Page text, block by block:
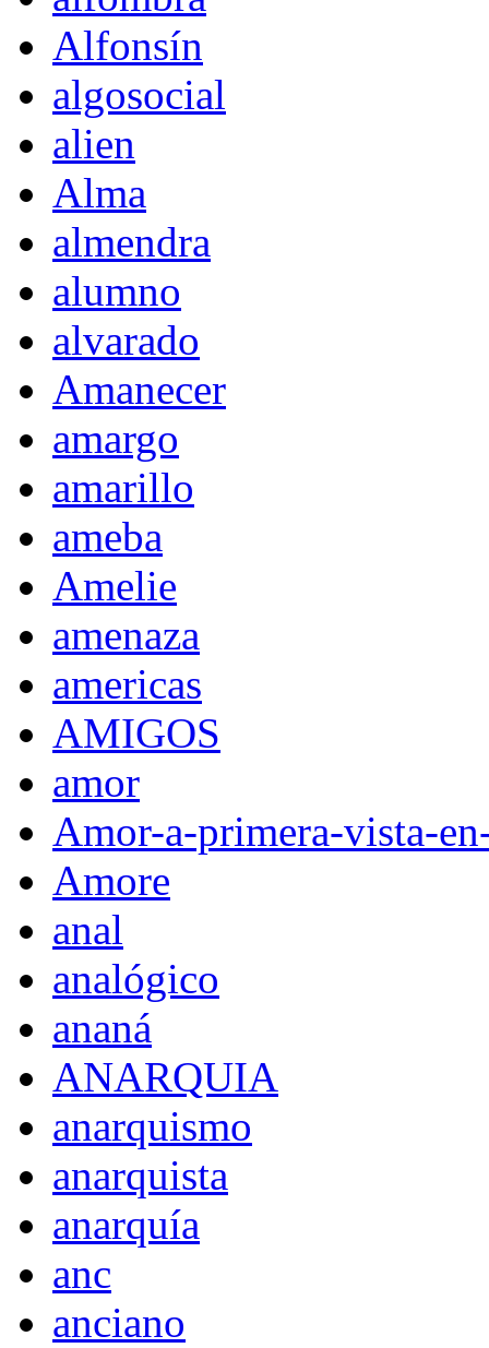
Alfonsín
algosocial
alien
Alma
almendra
alumno
alvarado
Amanecer
amargo
amarillo
ameba
Amelie
amenaza
americas
AMIGOS
amor
Amor-a-primera-vista-
Amore
anal
analógico
ananá
ANARQUIA
anarquismo
anarquista
anarquía
anc
anciano